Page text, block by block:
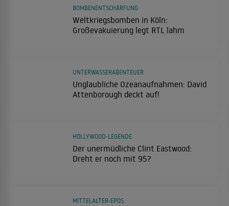
Weltkriegsbomben in Köln:
Großevakuierung legt RTL lahm
BOMBENENTSCHÄRFUNG
Unglaubliche Ozeanaufnahmen: David
Attenborough deckt auf!
UNTERWASSERABENTEUER
Der unermüdliche Clint Eastwood:
Dreht er noch mit 95?
HOLLYWOOD-LEGENDE
MITTELALTER-EPOS